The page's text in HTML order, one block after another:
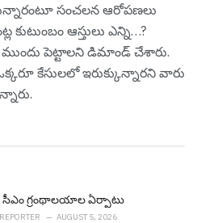
సంచ‌ల‌న ఆరోప‌ణ‌లు
కుటుంబం ఆస్తులు ఎన్ని…?
పెట్టాలని డిమాండ్ చేశారు.
కేసులలో ఇరుక్కున్నారని వారు
గ్రంథాల‌యాల ఏర్పాటు
AUGUST 5, 2026